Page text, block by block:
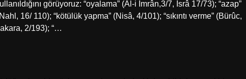
görüyoruz: “oyalama” (Âl-i İmrân,3/7, İsrâ 17/73); “azap”
16/ 110); “kötülük yapma” (Nisâ, ​​4/101); “sıkıntı verme” (Bürûc,
2/193); “…